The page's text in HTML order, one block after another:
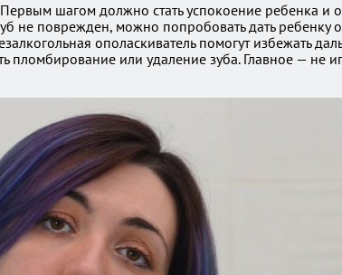
шагом должно стать успокоение ребенка и
не поврежден, можно попробовать дать
ополаскиватель помогут избежать
или удаление зуба. Главное — не